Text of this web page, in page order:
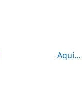
Aquí...